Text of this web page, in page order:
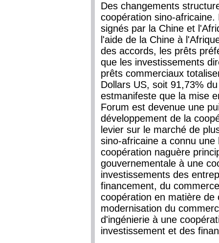
Des changements
coopération sino-
signés par la Chine et
l'aide de la Chine à
des accords, les prêts
que les investissements
prêts commerciaux
Dollars US, soit 91,73%
estmanifeste que la mise
Forum est devenue une
développement de la
levier sur le marché de
sino-africaine a connu
coopération naguère
gouvernementale à une
investissements des
financement, du
coopération en matière
modernisation du
d'ingénierie à une
investissement et des